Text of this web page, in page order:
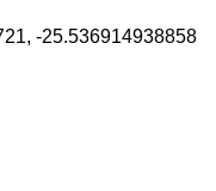
-25.536914938858